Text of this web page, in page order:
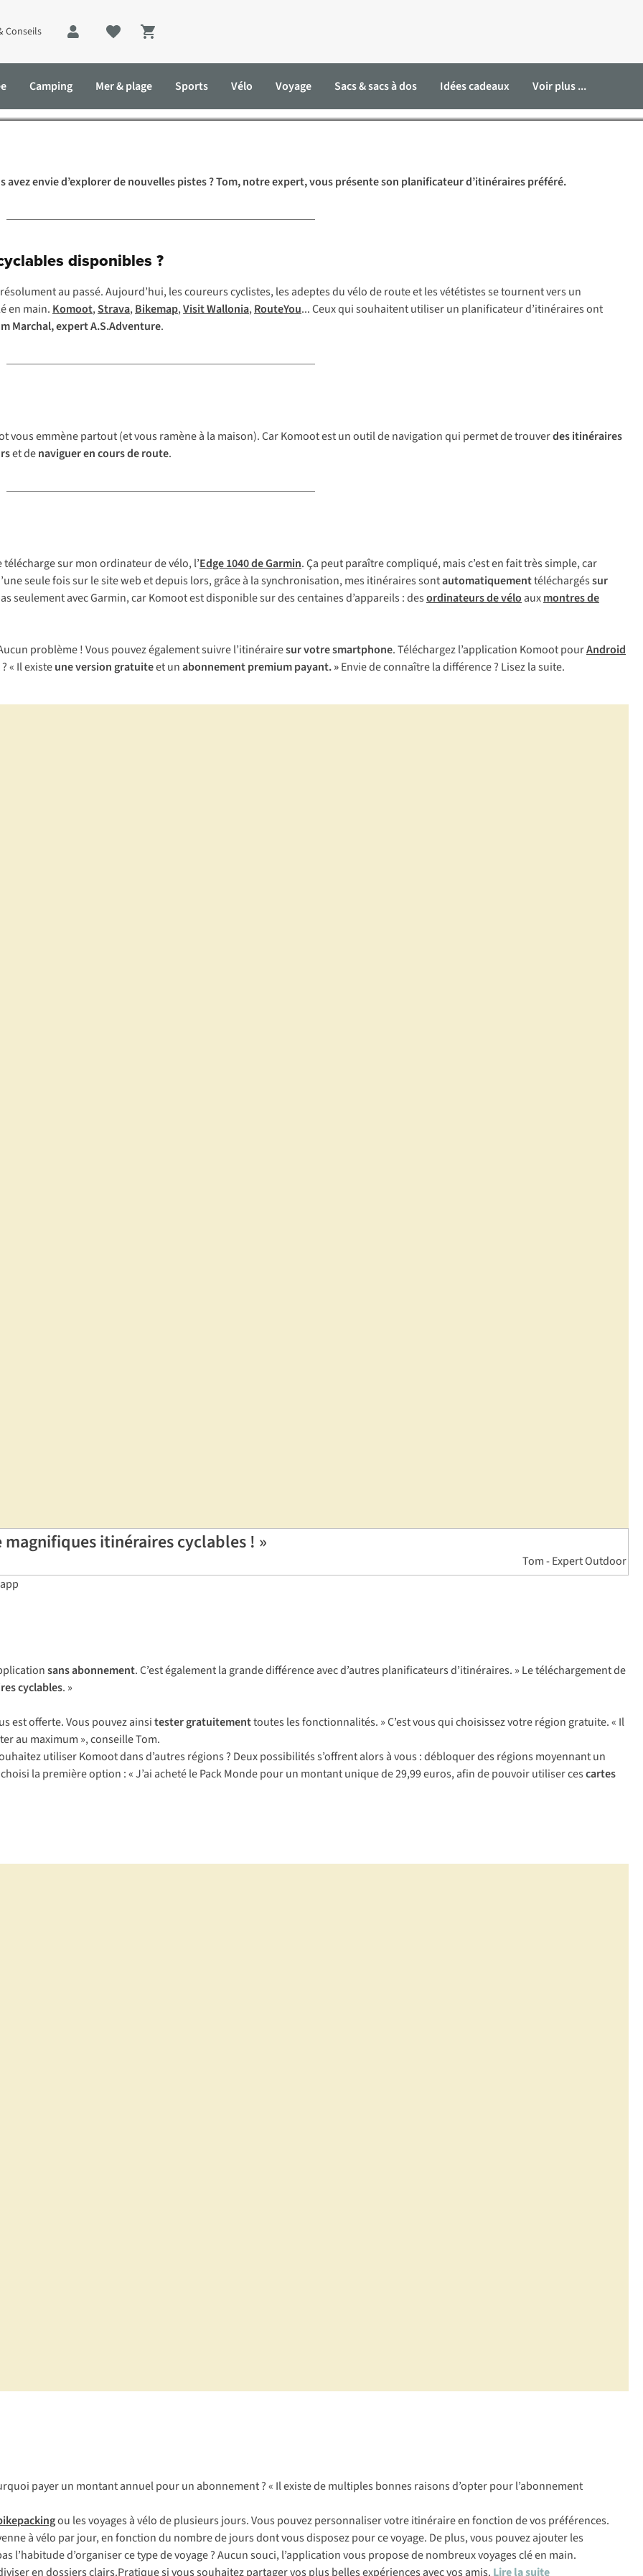
Conseils
Shopping cart
Camping Mer & plage Sports Vélo Voyage Sacs & sacs à dos Idées cadeaux Voir plus ...
son planificateur d’itinéraires cyclables préféré
présente son planificateur d’itinéraires cyclables
préféré
envie d’explorer de nouvelles pistes ? Tom, notre expert, vous présente son planificateur d’itinéraires préféré.
disponibles ?
au passé. Aujourd’hui, les coureurs cyclistes, les adeptes du vélo de route et les vététistes se tournent vers un
en main. Komoot,Strava,Bikemap,Visit Wallonia,RouteYou... Ceux qui souhaitent utiliser un planificateur d’itinéraires ont
Marchal, expert A.S.Adventure.
vous emmène partout (et vous ramène à la maison). Car Komoot est un outil de navigation qui permet de trouverdes itinéraires
et denaviguer en cours de route.
sur mon ordinateur de vélo, l’Edge 1040 de Garmin. Ça peut paraître compliqué, mais c’est en fait très simple, car
seule fois sur le site web et depuis lors, grâce à la synchronisation, mes itinéraires sontautomatiquementtéléchargéssur
seulement avec Garmin, car Komoot est disponible sur des centaines d’appareils : desordinateurs de vélo auxmontres de
problème ! Vous pouvez également suivre l’itinérairesur votre smartphone. Téléchargez l’application Komoot pourAndroid
« Il existeune version gratuiteet unabonnement premium payant. »Envie de connaître la différence ? Lisez la suite.
magnifiques itinéraires cyclables ! »
Tom - Expert Outdoor
sans abonnement. C’est également la grande différence avec d’autres planificateurs d’itinéraires. » Le téléchargement de
cyclables. »
est offerte. Vous pouvez ainsitestergratuitementtoutes les fonctionnalités. » C’est vous qui choisissez votre région gratuite. « Il
au maximum », conseille Tom.
utiliser Komoot dans d’autres régions ? Deux possibilités s’offrent alors à vous : débloquer des régions moyennant un
la première option : « J’ai acheté le Pack Monde pour un montant unique de 29,99 euros, afin de pouvoir utiliser cescartes
payer un montant annuel pour un abonnement ? « Il existe de multiples bonnes raisons d’opter pour l’abonnement
ou les voyages à vélo de plusieurs jours. Vous pouvez personnaliser votre itinéraire en fonction de vos préférences.
à vélo par jour, en fonction du nombre de jours dont vous disposez pour ce voyage. De plus, vous pouvez ajouter les
l’habitude d’organiser ce type de voyage ? Aucun souci, l’application vous propose de nombreux voyages clé en main.
en dossiers clairs.Pratique si vous souhaitez partager vos plus belles expériences avec vos amis. Lire la suite